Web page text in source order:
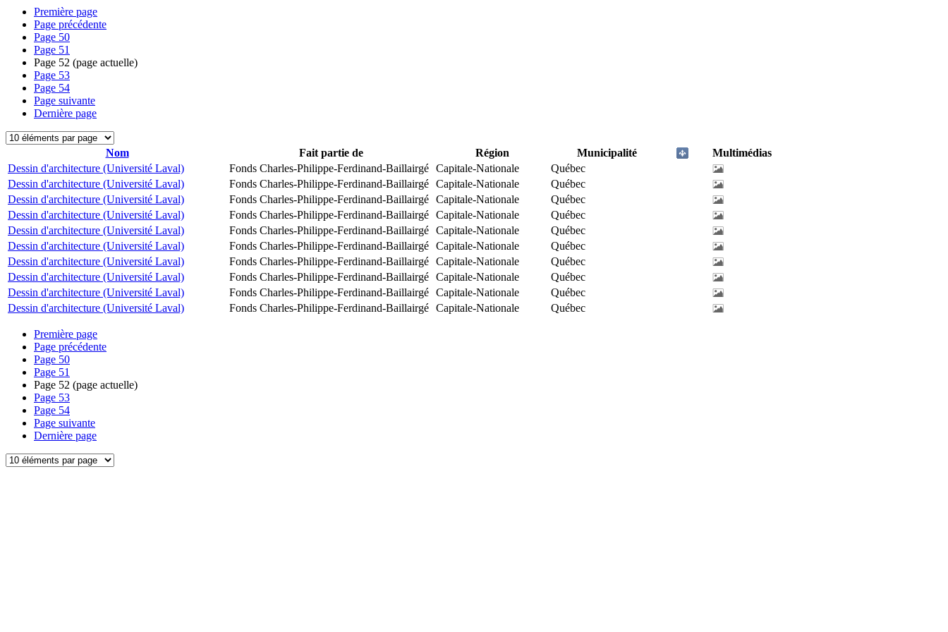
Première page
Page précédente
Page 50
Page 51
Page 52 (page actuelle)
Page 53
Page 54
Page suivante
Dernière page
Nom Fait partie de Région Municipalité
Multimédias
Dessin d'architecture (Université Laval)
Fonds Charles-Philippe-Ferdinand-Baillairgé Capitale-Nationale
Québec
Dessin d'architecture (Université Laval)
Fonds Charles-Philippe-Ferdinand-Baillairgé Capitale-Nationale
Québec
Dessin d'architecture (Université Laval)
Fonds Charles-Philippe-Ferdinand-Baillairgé Capitale-Nationale
Québec
Dessin d'architecture (Université Laval)
Fonds Charles-Philippe-Ferdinand-Baillairgé Capitale-Nationale
Québec
Dessin d'architecture (Université Laval)
Fonds Charles-Philippe-Ferdinand-Baillairgé Capitale-Nationale
Québec
Dessin d'architecture (Université Laval)
Fonds Charles-Philippe-Ferdinand-Baillairgé Capitale-Nationale
Québec
Dessin d'architecture (Université Laval)
Fonds Charles-Philippe-Ferdinand-Baillairgé Capitale-Nationale
Québec
Dessin d'architecture (Université Laval)
Fonds Charles-Philippe-Ferdinand-Baillairgé Capitale-Nationale
Québec
Dessin d'architecture (Université Laval)
Fonds Charles-Philippe-Ferdinand-Baillairgé Capitale-Nationale
Québec
Dessin d'architecture (Université Laval)
Fonds Charles-Philippe-Ferdinand-Baillairgé Capitale-Nationale Québec
Première page
Page précédente
Page 50
Page 51
Page 52 (page actuelle)
Page 53
Page 54
Page suivante
Dernière page